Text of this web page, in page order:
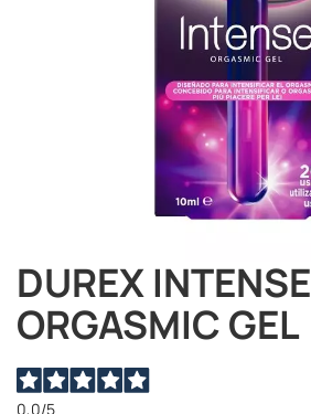
DUREX INTENSE
ORGASMIC GEL
0,0/5
Vai
all'inizio
della
galleria
immagini